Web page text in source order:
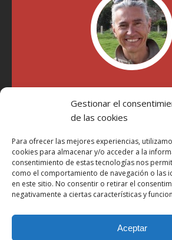
Gestionar el
de las cookies
Para ofrecer las mejores experiencias,
cookies para almacenar y/o acceder a la
consentimiento de estas tecnologías nos
como el comportamiento de navegación o las
en este sitio. No consentir o retirar el
negativamente a ciertas características y
Aceptar
año 2007 he escrito sobre motos en
Millatrece.com es una apuesta por
participa"
Aviso Legal
Política de Privacidad
Más Información sobre Cookies